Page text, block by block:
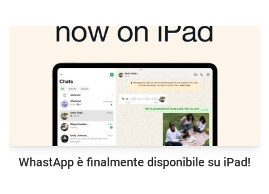
WhastApp è finalmente disponibile su iPad!